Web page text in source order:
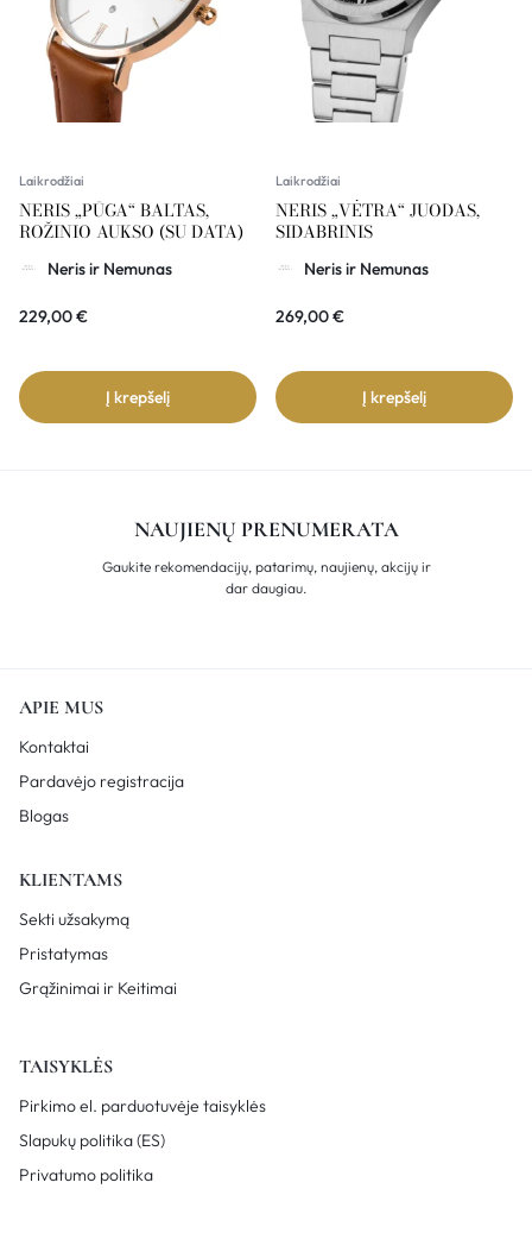
Laikrodžiai
NERIS „PŪGA“ BALTAS,
ROŽINIO AUKSO (SU DATA)
Neris ir Nemunas
229,00€
Į krepšelį
Laikrodžiai
NERIS „VĖTRA“ JUODAS,
SIDABRINIS
Neris ir Nemunas
269,00€
Į krepšelį
NAUJIENŲ PRENUMERATA
Gaukite rekomendacijų, patarimų, naujienų, akcijų ir
dar daugiau.
APIE MUS
Kontaktai
Pardavėjo registracija
Blogas
KLIENTAMS
Sekti užsakymą
Pristatymas
Grąžinimai ir Keitimai
TAISYKLĖS
Pirkimo el. parduotuvėje taisyklės
Slapukų politika (ES)
Privatumo politika